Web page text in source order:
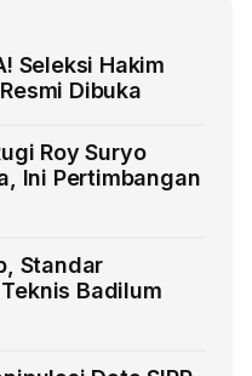
Seleksi Hakim
Dibuka
Roy Suryo
Ini Pertimbangan
Standar
Badilum